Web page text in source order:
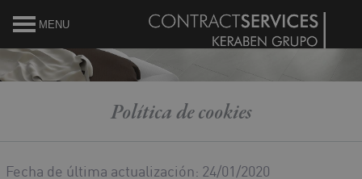
MENU
Política de cookies
Fecha de última actualización: 24/01/2020